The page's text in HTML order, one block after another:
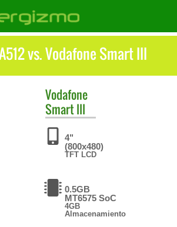
vs. Vodafone Smart III
Vodafone
Smart III
4"
(800x480)
TFT LCD
0.5GB
MT6575 SoC
4GB
Almacenamiento